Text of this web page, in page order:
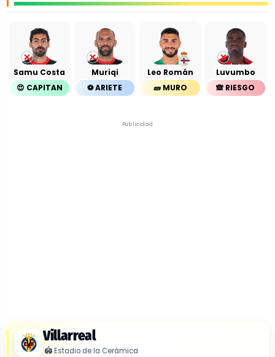
Samu Costa
😍 CAPITAN
Muriqi
⚽️ ARIETE
Leo Román
🧱 MURO
Luvumbo
🙈 RIESGO
Publicidad
Villarreal
🏟️Estadio de la Cerámica